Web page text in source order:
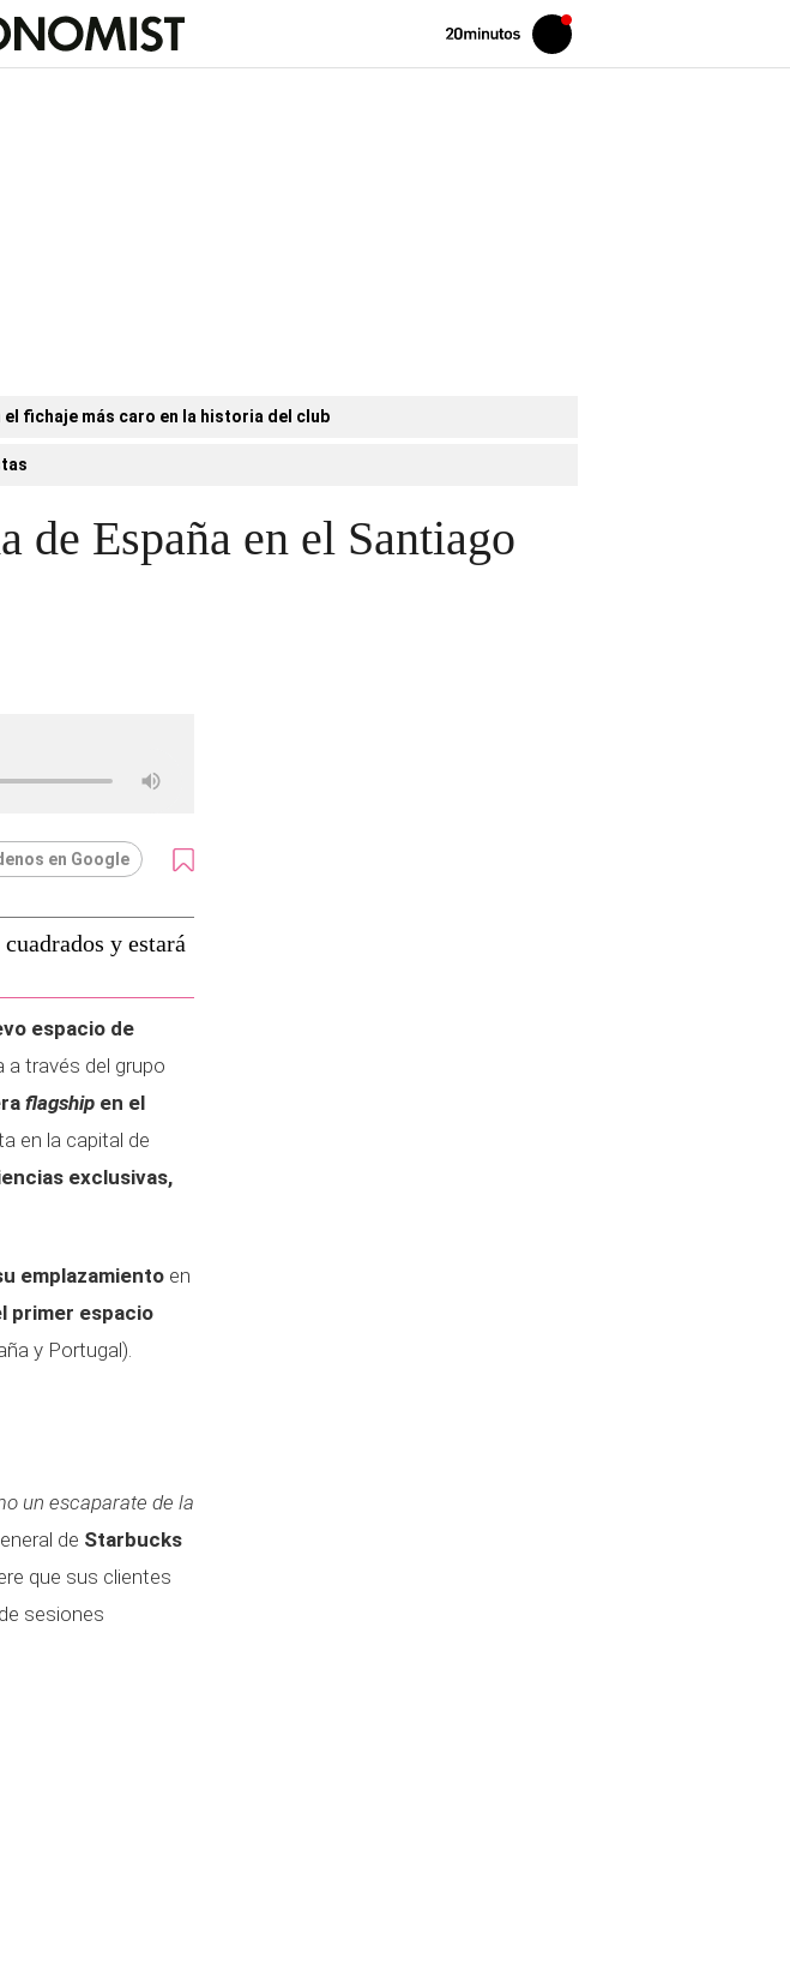
Volver
Iniciar
sesión
fichaje más caro en la historia del club
de España en el Santiago
en Google
y estará
espacio de
a través del grupo
flagship en el
en la capital de
exclusivas,
emplazamiento en
primer espacio
y Portugal).
un escaparate de la
de Starbucks
que sus clientes
sesiones